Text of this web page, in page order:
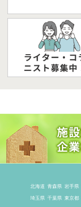
北海道 青森県 岩手県
埼玉県 千葉県 東京都